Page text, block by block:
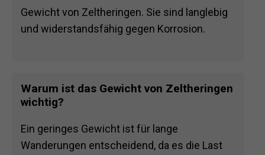
Gewicht von Zeltheringen. Sie sind langlebig
und widerstandsfähig gegen Korrosion.
Warum ist das Gewicht von Zeltheringen
wichtig?
Ein geringes Gewicht ist für lange
Wanderungen entscheidend, da es die Last